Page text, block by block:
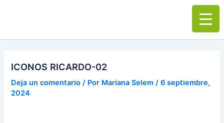
Main
ICONOS RICARDO-02
Deja un comentario / Por Mariana Selem/6 septiembre,
2024